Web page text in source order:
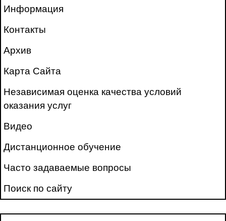
Информация
Контакты
Архив
Карта Сайта
Независимая оценка качества условий
оказания услуг
Видео
Дистанционное обучение
Часто задаваемые вопросы
Поиск по сайту